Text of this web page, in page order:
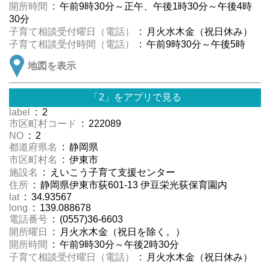
開所時間
: 午前9時30分～正午、午後1時30分～午後4時
30分
子育て相談受付曜日（電話）
: 月火水木金（祝日休み）
子育て相談受付時間（電話）
: 午前9時30分～午後5時
地図を表示
「2」をアプリで見る
label
: 2
市区町村コード
: 222089
NO : 2
都道府県名
: 静岡県
市区町村名
: 伊東市
施設名
: えいこう子育て支援センター
住所 : 静岡県伊東市荻601-13 伊豆栄光荻保育園内
lat : 34.93567
long : 139.088678
電話番号 : (0557)36-6603
開所曜日
: 月火水木金（祝日を除く。）
開所時間
: 午前9時30分～午後2時30分
子育て相談受付曜日（電話）
: 月火水木金（祝日休み）